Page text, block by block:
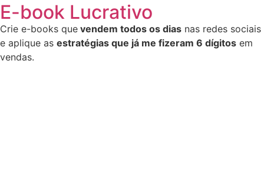
E-book Lucrativo
Crie e-books que vendem todos os dias nas redes sociais
e aplique as estratégias que já me fizeram 6 dígitos em
vendas.